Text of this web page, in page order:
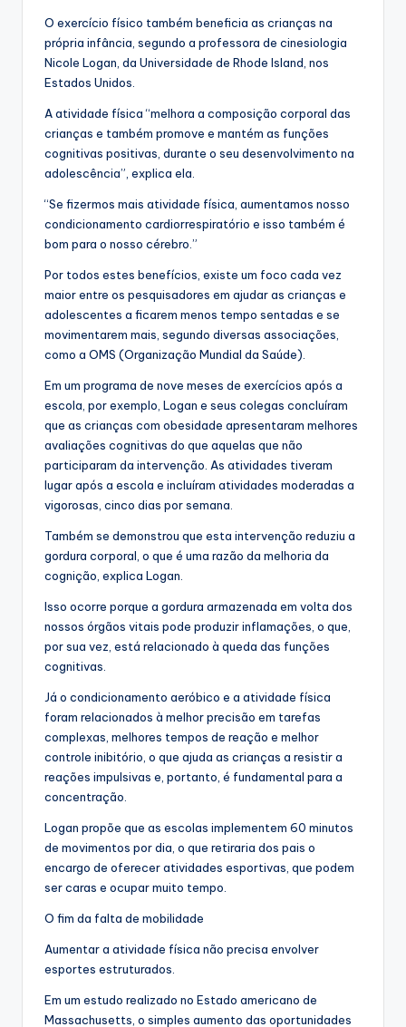
O exercício físico também beneficia as crianças na
própria infância, segundo a professora de cinesiologia
Nicole Logan, da Universidade de Rhode Island, nos
Estados Unidos.
A atividade física “melhora a composição corporal das
crianças e também promove e mantém as funções
cognitivas positivas, durante o seu desenvolvimento na
adolescência”, explica ela.
“Se fizermos mais atividade física, aumentamos nosso
condicionamento cardiorrespiratório e isso também é
bom para o nosso cérebro.”
Por todos estes benefícios, existe um foco cada vez
maior entre os pesquisadores em ajudar as crianças e
adolescentes a ficarem menos tempo sentadas e se
movimentarem mais, segundo diversas associações,
como a OMS (Organização Mundial da Saúde).
Em um programa de nove meses de exercícios após a
escola, por exemplo, Logan e seus colegas concluíram
que as crianças com obesidade apresentaram melhores
avaliações cognitivas do que aquelas que não
participaram da intervenção. As atividades tiveram
lugar após a escola e incluíram atividades moderadas a
vigorosas, cinco dias por semana.
Também se demonstrou que esta intervenção reduziu a
gordura corporal, o que é uma razão da melhoria da
cognição, explica Logan.
Isso ocorre porque a gordura armazenada em volta dos
nossos órgãos vitais pode produzir inflamações, o que,
por sua vez, está relacionado à queda das funções
cognitivas.
Já o condicionamento aeróbico e a atividade física
foram relacionados à melhor precisão em tarefas
complexas, melhores tempos de reação e melhor
controle inibitório, o que ajuda as crianças a resistir a
reações impulsivas e, portanto, é fundamental para a
concentração.
Logan propõe que as escolas implementem 60 minutos
de movimentos por dia, o que retiraria dos pais o
encargo de oferecer atividades esportivas, que podem
ser caras e ocupar muito tempo.
O fim da falta de mobilidade
Aumentar a atividade física não precisa envolver
esportes estruturados.
Em um estudo realizado no Estado americano de
Massachusetts, o simples aumento das oportunidades